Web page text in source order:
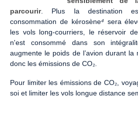
parcourir. Plus la destination
consommation de kérosène⁴ sera
les vols long-courriers, le réservoir
n'est consommé dans son
augmente le poids de l’avion durant
donc les émissions de CO₂.
Pour limiter les émissions de CO₂,
soi et limiter les vols longue distance